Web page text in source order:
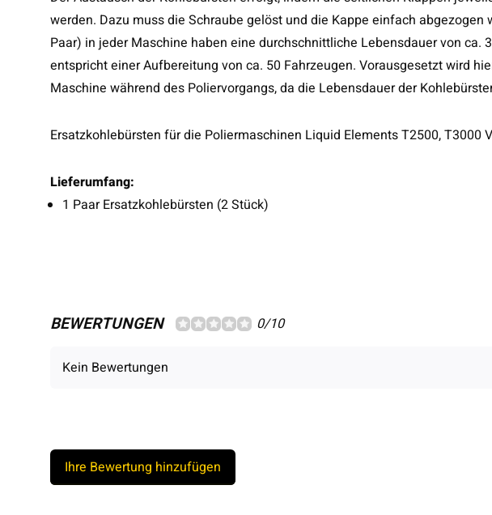
werden. Dazu muss die Schraube gelöst und die Kappe einfach abgezogen
Paar) in jeder Maschine haben eine durchschnittliche Lebensdauer von ca.
entspricht einer Aufbereitung von ca. 50 Fahrzeugen. Vorausgesetzt wird
Maschine während des Poliervorgangs, da die Lebensdauer der
Ersatzkohlebürsten für die Poliermaschinen Liquid Elements T2500, T3000
Lieferumfang:
1 Paar Ersatzkohlebürsten (2 Stück)
BEWERTUNGEN 0/10
Kein Bewertungen
Ihre Bewertung hinzufügen